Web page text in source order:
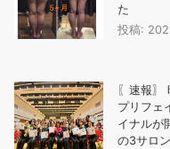
た
投稿:
〖速報〗
プリフェ
イナルが
の3サロ